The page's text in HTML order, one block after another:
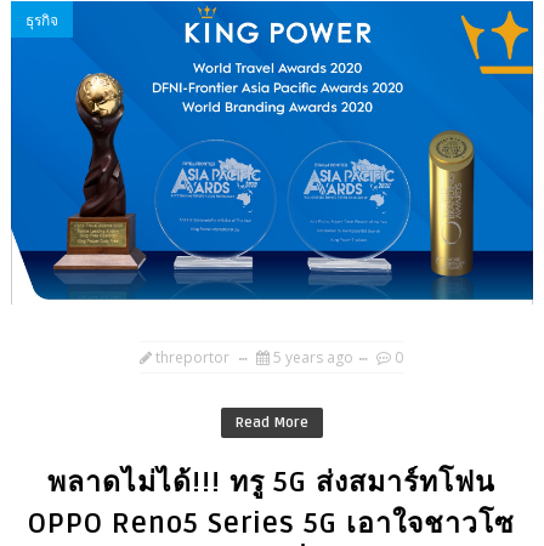
ธุรกิจ
threportor 5 years ago 0
Read More
พลาดไม่ได้!!! ทรู 5G ส่งสมาร์ทโฟน
OPPO Reno5 Series 5G เอาใจชาวโซ